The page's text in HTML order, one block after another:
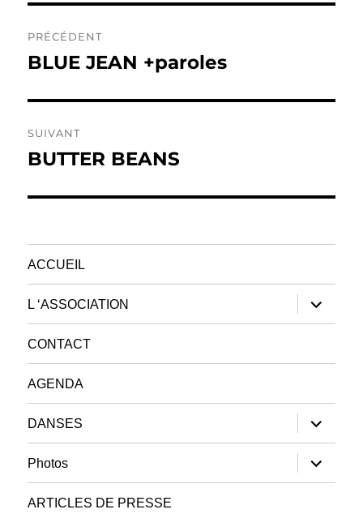
de
PRÉCÉDENT
Publication
BLUE JEAN +paroles
SUIVANT
Publication
BUTTER BEANS
ACCUEIL
L ‘ASSOCIATION
ouvrir
le
sous-
CONTACT
AGENDA
DANSES
ouvrir
le
sous-
menu
Photos
ouvrir
le
sous-
ARTICLES DE PRESSE